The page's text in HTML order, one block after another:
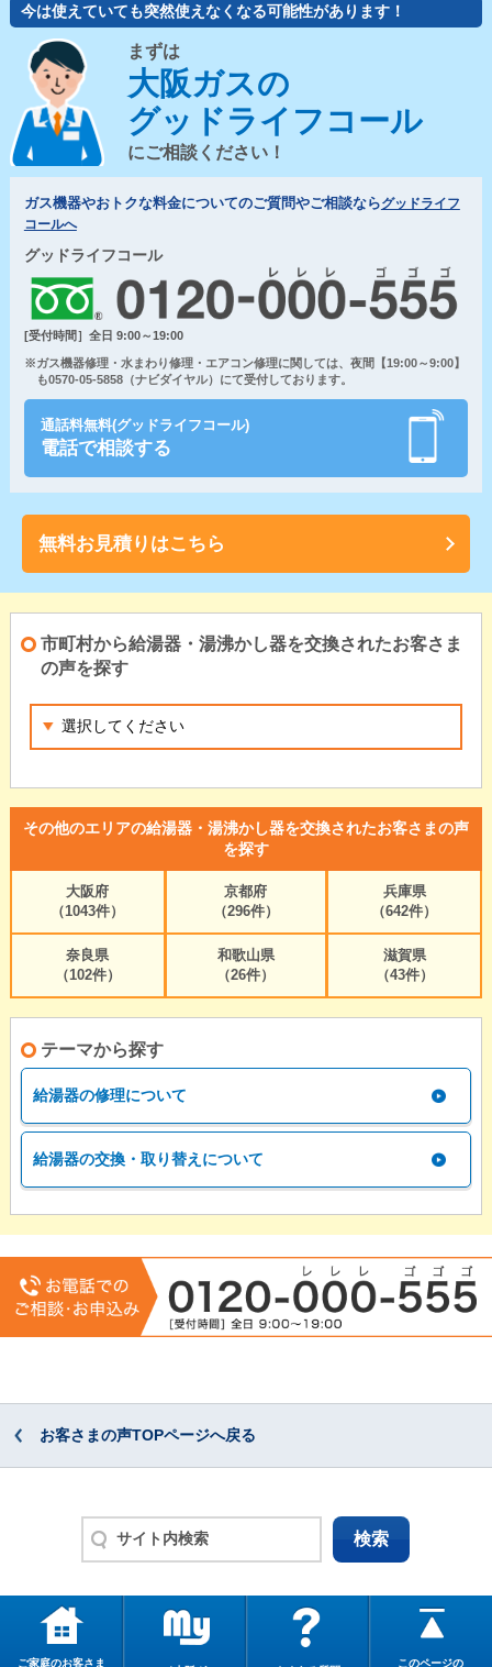
今は使えていても突然使えなくなる可能性があります！
まずは
大阪ガスの
グッドライフコール
にご相談ください！
ガス機器やおトクな料金についてのご質問やご相談ならグッドライフ
コールへ
グッドライフコール
[受付時間］全日 9:00～19:00
※ガス機器修理・水まわり修理・エアコン修理に関しては、夜間【19:00～9:00】
も0570-05-5858（ナビダイヤル）にて受付しております。
通話料無料(グッドライフコール)
電話で相談する
無料お見積りはこちら
市町村から給湯器・湯沸かし器を交換されたお客さま
の声を探す
その他のエリアの給湯器・湯沸かし器を交換されたお客さまの声
を探す
大阪府
（1043件）
京都府
（296件）
兵庫県
（642件）
奈良県
（102件）
和歌山県
（26件）
滋賀県
（43件）
テーマから探す
給湯器の修理について
給湯器の交換・取り替えについて
お客さまの声TOPページへ戻る
ご家庭のお客さま このページの